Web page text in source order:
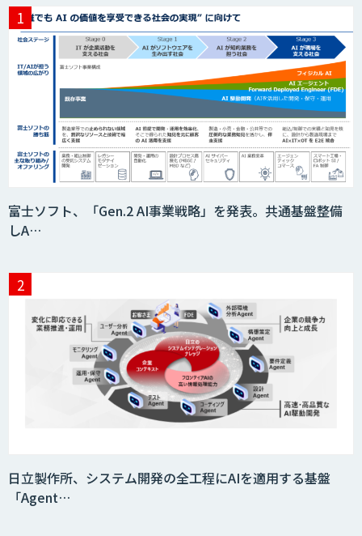
富士ソフト、「Gen.2 AI事業戦略」を発表。共通基盤整備
しA…
日立製作所、システム開発の全工程にAIを適用する基盤
「Agent…